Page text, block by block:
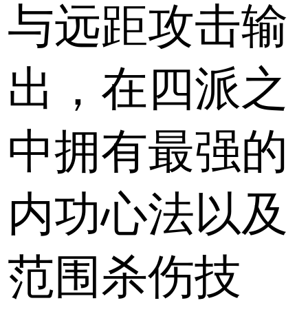
与远距攻击输
出，在四派之
中拥有最强的
内功心法以及
范围杀伤技